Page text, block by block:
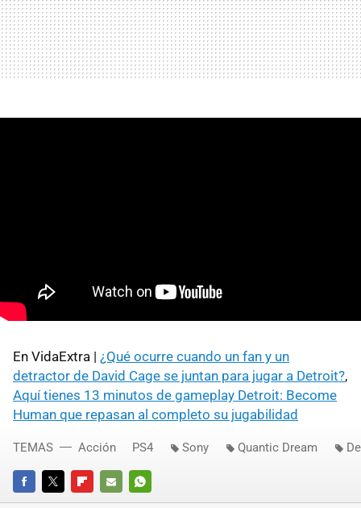
En VidaExtra | ¿Qué ocurre cuando un fan y un
detractor de David Cage se juntan para jugar a Detroit?,
Aquí tienes 13 minutos de gameplay Detroit: Become
Human que repasan al completo su jugabilidad
FACEBOOKTWITTERFLIPBOARD
E- WHATSAPP
TEMAS Acción PS4 Sony Quantic Dream